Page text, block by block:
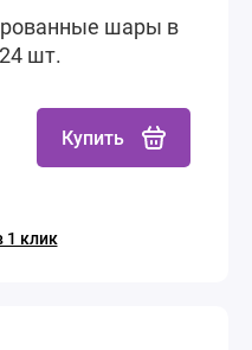
шары в
шт.
Купить
1 клик